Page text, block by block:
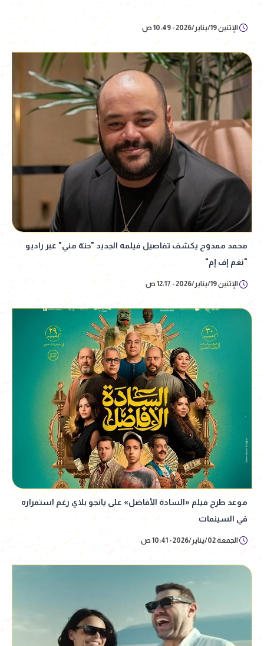
الإثنين 19/يناير/2026 - 10:49 ص
محمد ممدوح يكشف تفاصيل فيلمه الجديد "حتة مني" عبر راديو
"نغم إف إم"
الإثنين 19/يناير/2026 - 12:17 ص
موعد طرح فيلم «السادة الأفاضل» على يانجو بلاي رغم استمراره
في السينمات
الجمعة 02/يناير/2026 - 10:41 ص